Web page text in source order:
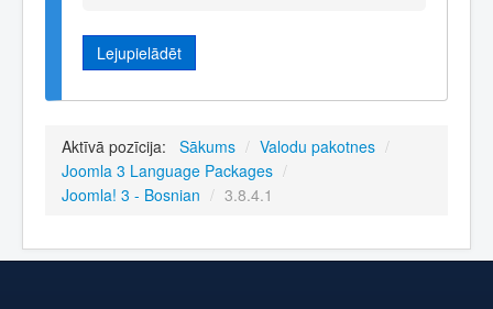
Lejupielādēt
Aktīvā pozīcija: Sākums / Valodu pakotnes /
Joomla 3 Language Packages /
Joomla! 3 - Bosnian / 3.8.4.1